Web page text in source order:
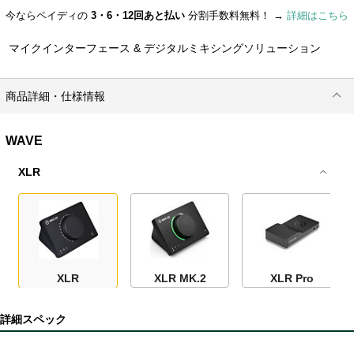
今ならペイディの 3・6・12回あと払い 分割手数料無料！ → 詳細はこちら
マイクインターフェース & デジタルミキシングソリューション
商品詳細・仕様情報
WAVE
XLR
XLR XLR MK.2 XLR Pro
詳細スペック